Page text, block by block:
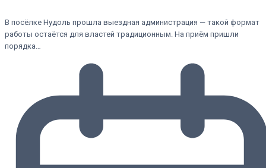
В посёлке Нудоль прошла выездная администрация — такой формат
работы остаётся для властей традиционным. На приём пришли
порядка…